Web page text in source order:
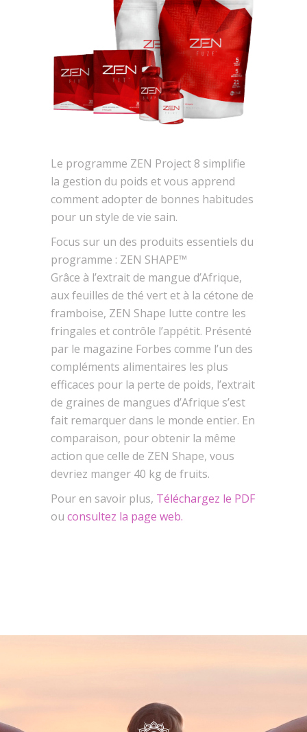
Le programme ZEN Project 8 simplifie
la gestion du poids et vous apprend
comment adopter de bonnes habitudes
pour un style de vie sain.
Focus sur un des produits essentiels du
programme : ZEN SHAPE™
Grâce à l’extrait de mangue d’Afrique,
aux feuilles de thé vert et à la cétone de
framboise, ZEN Shape lutte contre les
fringales et contrôle l’appétit. Présenté
par le magazine Forbes comme l’un des
compléments alimentaires les plus
efficaces pour la perte de poids, l’extrait
de graines de mangues d’Afrique s’est
fait remarquer dans le monde entier. En
comparaison, pour obtenir la même
action que celle de ZEN Shape, vous
devriez manger 40 kg de fruits.
Pour en savoir plus, Téléchargez le PDF
ou consultez la page web.